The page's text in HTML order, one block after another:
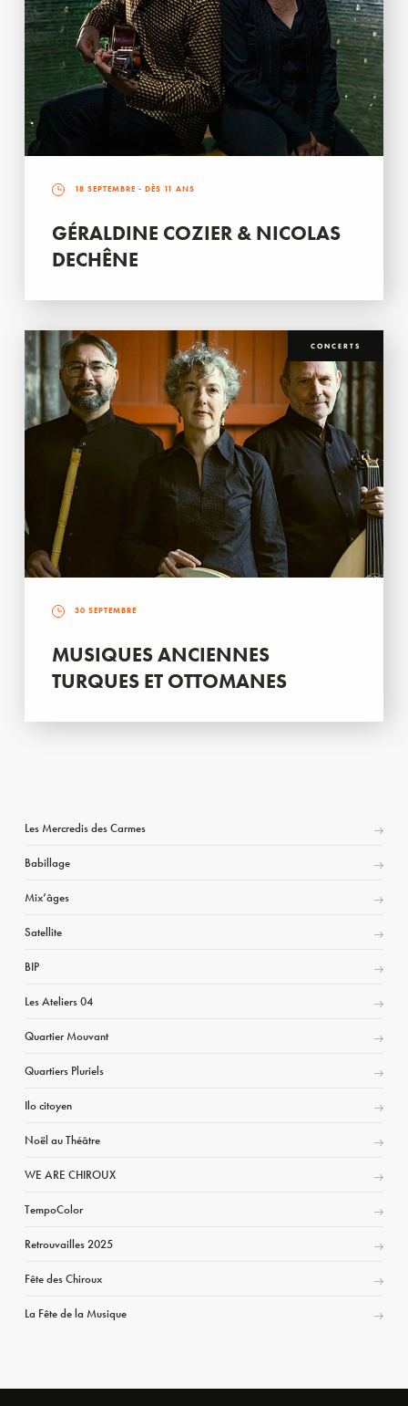
18 SEPTEMBRE - DÈS 11 ANS
GÉRALDINE COZIER & NICOLAS
DECHÊNE
CONCERTS
30 SEPTEMBRE
MUSIQUES ANCIENNES
TURQUES ET OTTOMANES
Les Mercredis des Carmes
Babillage
Mix’âges
Satellite
BIP
Les Ateliers 04
Quartier Mouvant
Quartiers Pluriels
Ilo citoyen
Noël au Théâtre
WE ARE CHIROUX
TempoColor
Retrouvailles 2025
Fête des Chiroux
La Fête de la Musique